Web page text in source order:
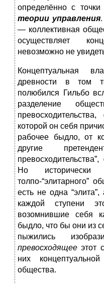
определённо с точки
теории управления
— коллективная
осуществляет
невозможно не
Концептуальная
древности в том
полюбился Гильбо
разделение
которой он себя
рабочее быдло, от
другие
Но
толпо-“элитарного”
есть не одна
каждой ступени
возомнившие себя
быдло, что бы они из
пыжились
превосходящее этот
них концептуальной
общества.